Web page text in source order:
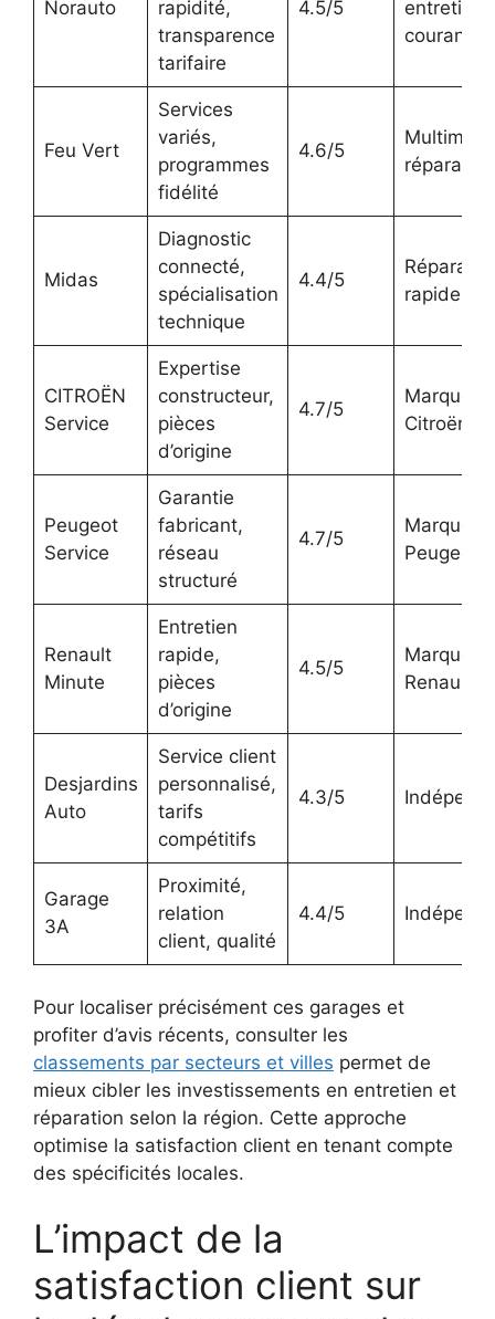
Norauto
rapidité,
transparence
tarifaire
4.5/5
entretien
courant
Feu Vert
Services
variés,
programmes
fidélité
4.6/5
réparation
Midas
Diagnostic
connecté,
spécialisation
technique
4.4/5
rapide
CITROËN
Service
Expertise
constructeur,
pièces
d’origine
4.7/5
Marque
Citroën
Peugeot
Service
Garantie
fabricant,
réseau
structuré
4.7/5
Marque
Peugeot
Renault
Minute
Entretien
rapide,
pièces
d’origine
4.5/5
Marque
Renault
Desjardins
Auto
Service client
personnalisé,
tarifs
compétitifs
4.3/5
Garage
3A
Proximité,
relation
client, qualité
4.4/5
Pour localiser précisément ces garages et
profiter d’avis récents, consulter les
classements par secteurs et villes permet de
mieux cibler les investissements en entretien et
réparation selon la région. Cette approche
optimise la satisfaction client en tenant compte
des spécificités locales.
L’impact de la
satisfaction client sur